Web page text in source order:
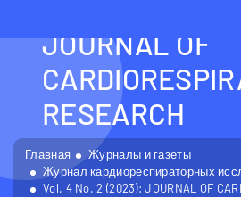
JOURNAL OF
RESEARCH
Главная
Журналы и газеты
Журнал кардиореспираторных
Vol. 4 No. 2 (2023): JOURNAL OF